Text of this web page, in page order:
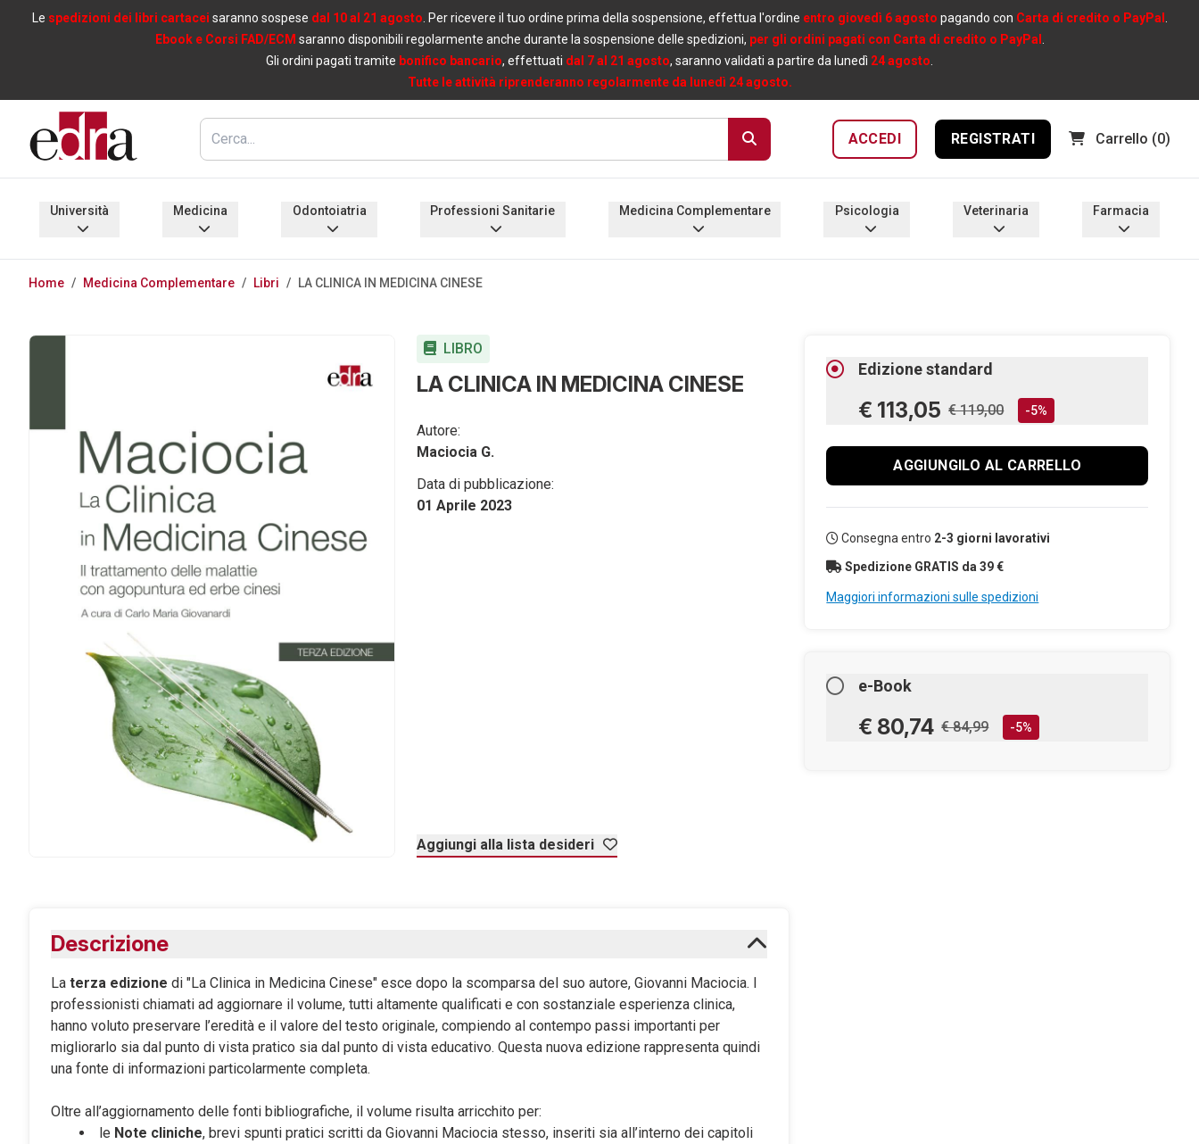
Le spedizioni dei libri cartacei saranno sospese dal 10 al 21 agosto . Per ricevere il tuo ordine prima della sospensione, effettua l'ordine entro giovedì 6 agosto pagando con Carta di credito o PayPal
Ebook e Corsi FAD/ECM saranno disponibili regolarmente anche durante la sospensione delle spedizioni, per gli ordini pagati con Carta di credito o PayPal
Gli ordini pagati tramite bonifico bancario, effettuati dal 7 al 21 agosto, saranno validati a partire da lunedì 24 agosto
Tutte le attività riprenderanno regolarmente da lunedì 24 agosto.
ACCEDI REGISTRATI Carrello (0)
Medicina Complementare
Home / Medicina Complementare / Libri / LA CLINICA IN MEDICINA CINESE
LIBRO
LA CLINICA IN MEDICINA CINESE
Autore:
Maciocia G.
Data di pubblicazione:
01 Aprile 2023
Aggiungi alla lista desideri
Edizione standard
€ 113,05 € 119,00 -5%
AGGIUNGILO AL CARRELLO
Consegna entro 2-3 giorni lavorativi
Spedizione GRATIS da 39 €
Maggiori informazioni sulle spedizioni
e-Book
€ 80,74 € 84,99 -5%
Descrizione
La terza edizione di "La Clinica in Medicina Cinese" esce dopo la scomparsa del suo autore, Giovanni Maciocia. I
professionisti chiamati ad aggiornare il volume, tutti altamente qualificati e con sostanziale esperienza clinica,
hanno voluto preservare l’eredità e il valore del testo originale, compiendo al contempo passi importanti per
migliorarlo sia dal punto di vista pratico sia dal punto di vista educativo. Questa nuova edizione rappresenta quindi
una fonte di informazioni particolarmente completa.
Oltre all’aggiornamento delle fonti bibliografiche, il volume risulta arricchito per:
le Note cliniche, brevi spunti pratici scritti da Giovanni Maciocia stesso, inseriti sia all’interno dei capitoli